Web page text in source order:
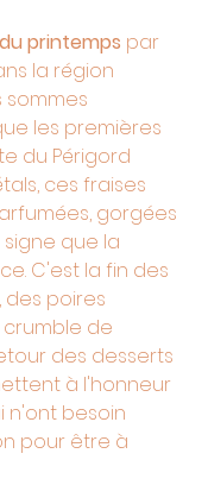
printemps par
la région
sommes
les premières
du Périgord
ces fraises
gorgées
signe que la
C'est la fin des
des poires
de
des desserts
à l'honneur
n'ont besoin
pour être à